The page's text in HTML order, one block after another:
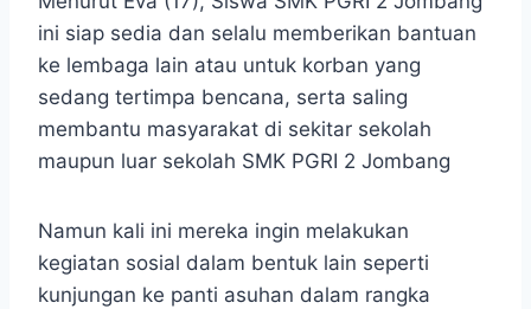
ini siap sedia dan selalu memberikan bantuan
ke lembaga lain atau untuk korban yang
sedang tertimpa bencana, serta saling
membantu masyarakat di sekitar sekolah
maupun luar sekolah SMK PGRI 2 Jombang
Namun kali ini mereka ingin melakukan
kegiatan sosial dalam bentuk lain seperti
kunjungan ke panti asuhan dalam rangka